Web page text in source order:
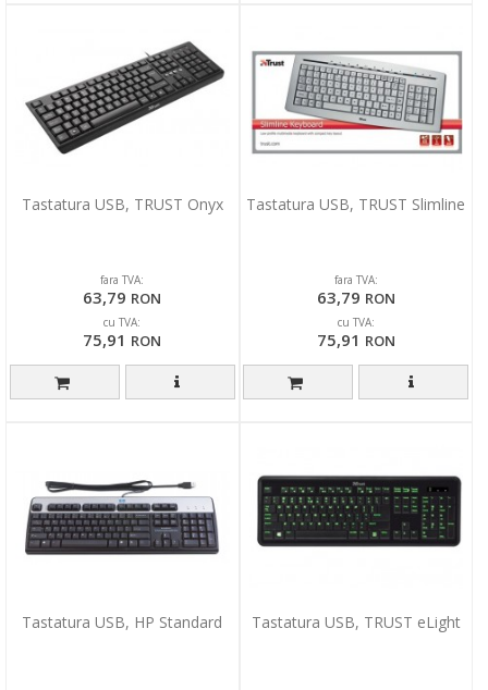
Tastatura USB, TRUST Onyx
fara TVA:
63,79 RON
cu TVA:
75,91 RON
Tastatura USB, TRUST Slimline
fara TVA:
63,79 RON
cu TVA:
75,91 RON
Tastatura USB, HP Standard Tastatura USB, TRUST eLight